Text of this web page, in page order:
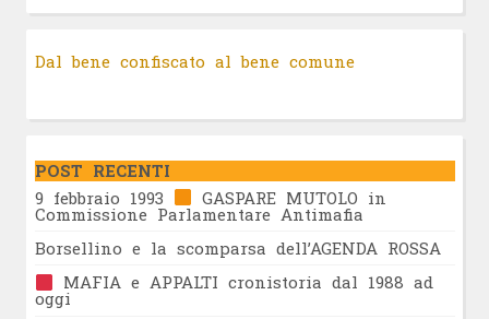
Dal bene confiscato al bene comune
POST RECENTI
9 febbraio 1993
GASPARE MUTOLO in
Commissione Parlamentare Antimafia
Borsellino e la scomparsa dell’AGENDA ROSSA
MAFIA e APPALTI cronistoria dal 1988 ad
oggi